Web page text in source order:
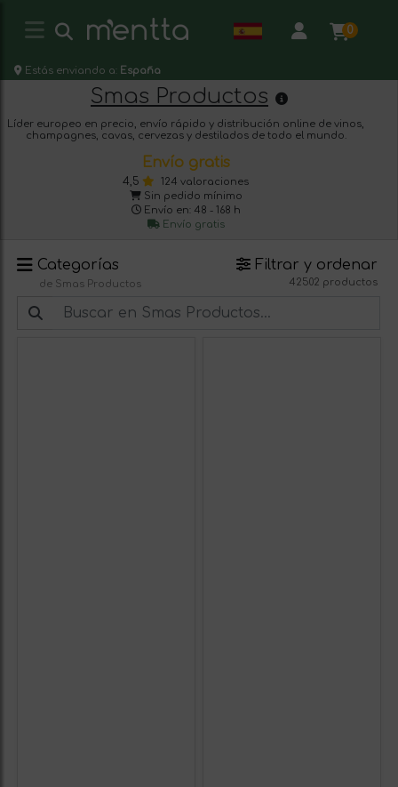
0
Estás enviando a: España
Smas Productos
Líder europeo en precio, envío rápido y distribución online de vinos,
champagnes, cavas, cervezas y destilados de todo el mundo.
Envío gratis
4,5
124 valoraciones
Sin pedido mínimo
Envío en: 48 - 168 h
Envío gratis
Categorías
de Smas Productos
Filtrar y ordenar
42502 productos